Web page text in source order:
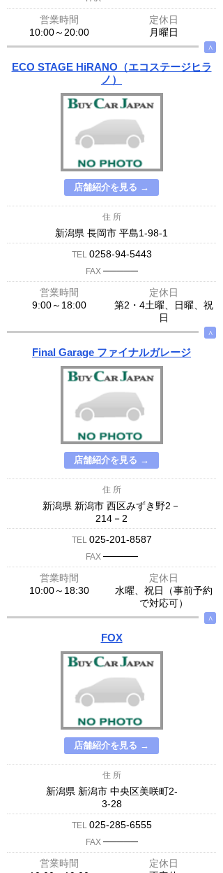
営業時間
定休日
10:00～20:00
月曜日
∧
ECO STAGE HiRANO（エコステージヒラ
ノ）
店舗紹介を見る →
住 所
新潟県 長岡市 平島1-98-1
TEL 0258-94-5443
FAX ─────
営業時間
定休日
9:00～18:00
第2・4土曜、日曜、祝
日
∧
Final Garage ファイナルガレージ
店舗紹介を見る →
住 所
新潟県 新潟市 西区みずき野2－
214－2
TEL 025-201-8587
FAX ─────
営業時間
定休日
10:00～18:30
水曜、祝日（事前予約
で対応可）
∧
FOX
店舗紹介を見る →
住 所
新潟県 新潟市 中央区美咲町2-
3-28
TEL 025-285-6555
FAX ─────
営業時間
定休日